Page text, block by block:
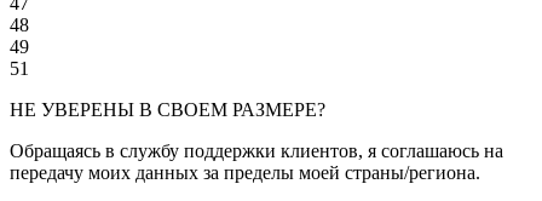
48
49
51
НЕ УВЕРЕНЫ В СВОЕМ РАЗМЕРЕ?
Обращаясь в службу поддержки клиентов, я соглашаюсь на
передачу моих данных за пределы моей страны/региона.